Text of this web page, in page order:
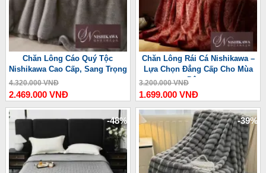
Chăn Lông Cáo Quý Tộc
Nishikawa Cao Cấp, Sang Trọng
4.320.000 VNĐ
2.469.000 VNĐ
Chăn Lông Rái Cá Nishikawa –
Lựa Chọn Đẳng Cấp Cho Mùa
Đông
3.200.000 VNĐ
1.699.000 VNĐ
-48% -39%